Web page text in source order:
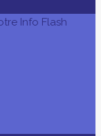
Info Flash